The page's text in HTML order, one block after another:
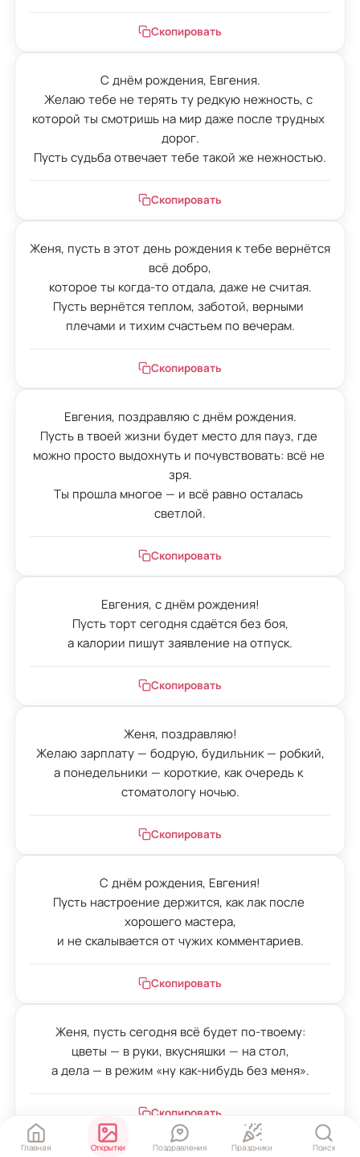
Скопировать
С днём рождения, Евгения.
Желаю тебе не терять ту редкую нежность, с
которой ты смотришь на мир даже после трудных
дорог.
Пусть судьба отвечает тебе такой же нежностью.
Скопировать
Женя, пусть в этот день рождения к тебе вернётся
всё добро,
которое ты когда-то отдала, даже не считая.
Пусть вернётся теплом, заботой, верными
плечами и тихим счастьем по вечерам.
Скопировать
Евгения, поздравляю с днём рождения.
Пусть в твоей жизни будет место для пауз, где
можно просто выдохнуть и почувствовать: всё не
зря.
Ты прошла многое — и всё равно осталась
светлой.
Скопировать
Евгения, с днём рождения!
Пусть торт сегодня сдаётся без боя,
а калории пишут заявление на отпуск.
Скопировать
Женя, поздравляю!
Желаю зарплату — бодрую, будильник — робкий,
а понедельники — короткие, как очередь к
стоматологу ночью.
Скопировать
С днём рождения, Евгения!
Пусть настроение держится, как лак после
хорошего мастера,
и не скалывается от чужих комментариев.
Скопировать
Женя, пусть сегодня всё будет по-твоему:
цветы — в руки, вкусняшки — на стол,
а дела — в режим «ну как-нибудь без меня».
Скопировать
Главная Открытки Поздравления Праздники Поиск